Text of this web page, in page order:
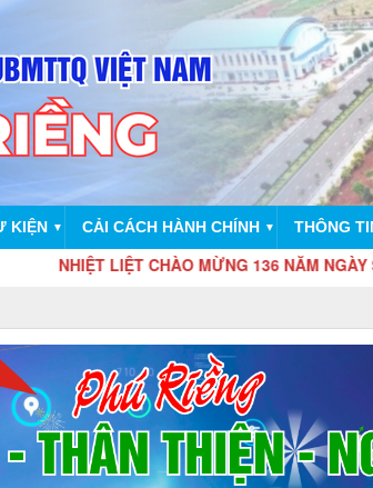
KIỆN ▼ CẢI CÁCH HÀNH CHÍNH ▼ THÔNG
LIỆT CHÀO MỪNG 136 NĂM NGÀY SINH